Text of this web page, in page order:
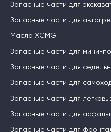
Запасные части для
Запасные части для
Масла XCMG
Запасные части для мини-
Запасные части для
Запасные части для
Запасные части для
Запасные части для
Запасные части для